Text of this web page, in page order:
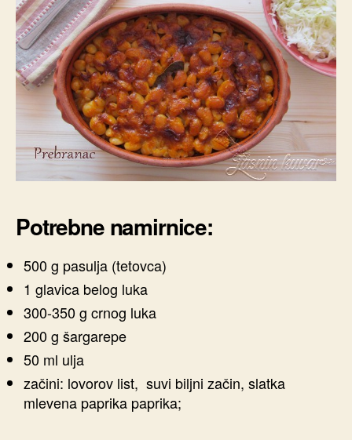
Potrebne namirnice:
500 g pasulja (tetovca)
1 glavica belog luka
300-350 g crnog luka
200 g šargarepe
50 ml ulja
začini: lovorov list, suvi biljni začin, slatka
mlevena paprika paprika;